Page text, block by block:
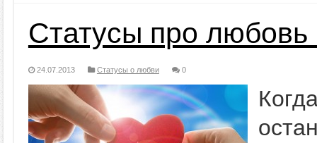
Статусы про любовь
24.07.2013 Статусы о любви 0